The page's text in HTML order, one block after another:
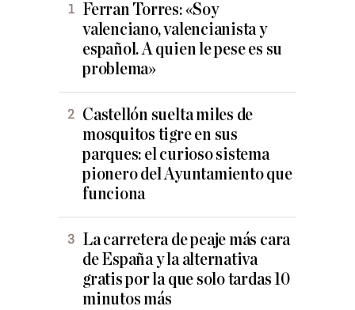
Ferran Torres: «Soy
valenciano, valencianista y
español. A quien le pese es su
problema»
Castellón suelta miles de
mosquitos tigre en sus
parques: el curioso sistema
pionero del Ayuntamiento que
funciona
La carretera de peaje más cara
de España y la alternativa
gratis por la que solo tardas 10
minutos más